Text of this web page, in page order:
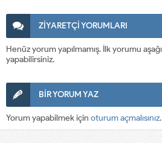
ZİYARETÇİ YORUMLARI
Henüz yorum yapılmamış. İlk yorumu
yapabilirsiniz.
BİR YORUM YAZ
Yorum yapabilmek için oturum açmalısınız.